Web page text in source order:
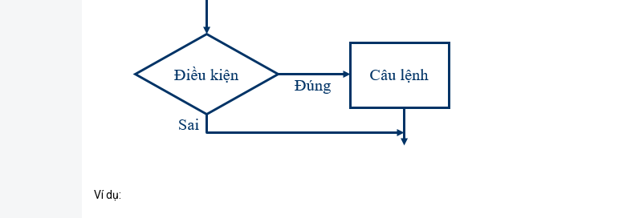
Ví dụ: